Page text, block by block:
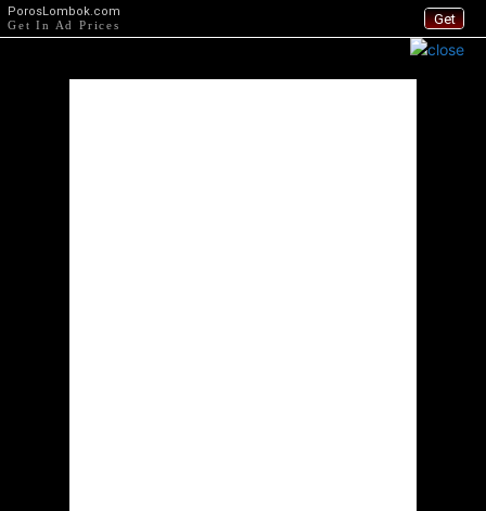
Get
PorosLombok.com
Get In Ad Prices